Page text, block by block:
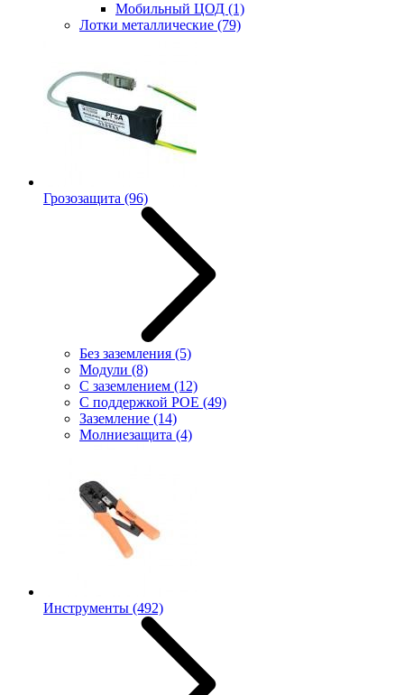
Мобильный ЦОД (1)
Лотки металлические (79)
Грозозащита (96)
Без заземления (5)
Модули (8)
С заземлением (12)
С поддержкой POE (49)
Заземление (14)
Молниезащита (4)
Инструменты (492)